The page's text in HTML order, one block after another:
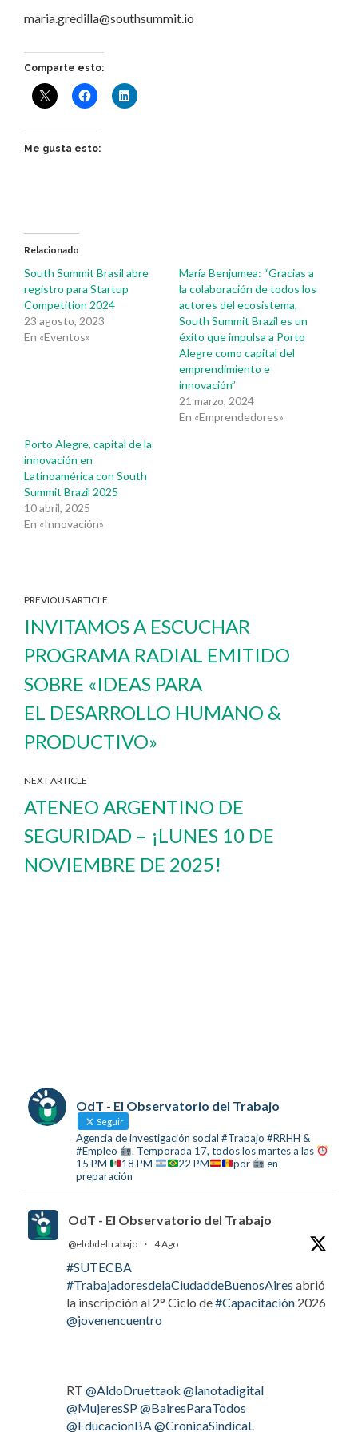
maria.gredilla@southsummit.io
Comparte esto:
Me gusta esto:
Relacionado
South Summit Brasil abre
registro para Startup
Competition 2024
23 agosto, 2023
En «Eventos»
María Benjumea: “Gracias a
la colaboración de todos los
actores del ecosistema,
South Summit Brazil es un
éxito que impulsa a Porto
Alegre como capital del
emprendimiento e
innovación”
21 marzo, 2024
En «Emprendedores»
Porto Alegre, capital de la
innovación en
Latinoamérica con South
Summit Brazil 2025
10 abril, 2025
En «Innovación»
PREVIOUS ARTICLE
INVITAMOS A ESCUCHAR
PROGRAMA RADIAL EMITIDO
SOBRE «IDEAS PARA
EL DESARROLLO HUMANO &
PRODUCTIVO»
NEXT ARTICLE
ATENEO ARGENTINO DE
SEGURIDAD – ¡LUNES 10 DE
NOVIEMBRE DE 2025!
OdT - El Observatorio del Trabajo
Seguir
Agencia de investigación social #Trabajo #RRHH &
#Empleo
. Temporada 17, todos los martes a las
15 PM
18 PM 22 PM por
en
preparación
OdT - El Observatorio del Trabajo
@elobdeltrabajo · 4 Ago
#SUTECBA
#TrabajadoresdelaCiudaddeBuenosAires abrió
la inscripción al 2° Ciclo de#Capacitación 2026
@jovenencuentro
RT @AldoDruettaok @lanotadigital
@MujeresSP@BairesParaTodos
@EducacionBA @CronicaSindicaL